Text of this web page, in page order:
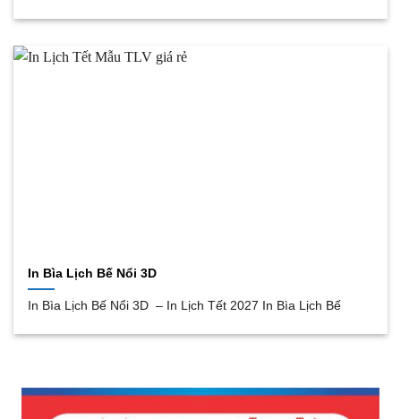
In Bìa Lịch Bế Nổi 3D
In Bìa Lịch Bế Nổi 3D – In Lịch Tết 2027 In Bìa Lịch Bế